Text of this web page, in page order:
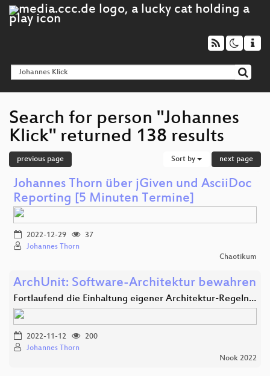
Search for person "Johannes
Klick" returned 138 results
previous page Sort by next page
Johannes Thorn über jGiven und AsciiDoc
Reporting [5 Minuten Termine]
2022-12-29
37
Johannes Thorn
Chaotikum
ArchUnit: Software-Architektur bewahren
Fortlaufend die Einhaltung eigener Architektur-Regeln…
2022-11-12
200
Johannes Thorn
Nook 2022